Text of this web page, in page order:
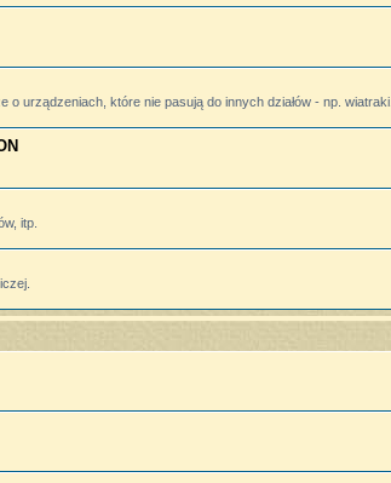
o urządzeniach, które nie pasują do innych działów - np. wiatraki.
itp.